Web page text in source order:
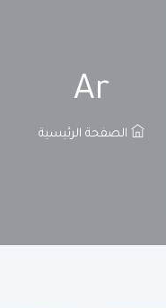
Ar
الصفحة الرئيسية